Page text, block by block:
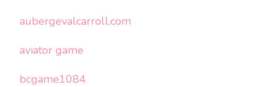
aubergevalcarroll.com
aviator game
bcgame1084